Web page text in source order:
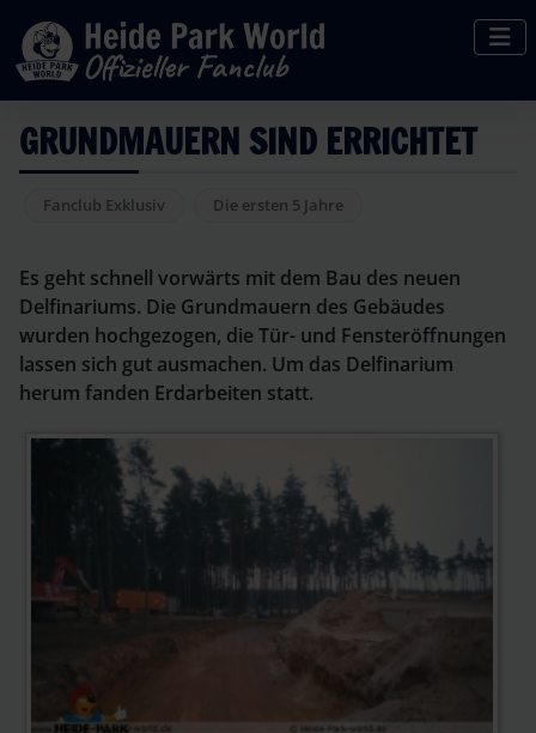
GRUNDMAUERN SIND ERRICHTET
Fanclub Exklusiv Die ersten 5 Jahre
Es geht schnell vorwärts mit dem Bau des neuen
Delfinariums. Die Grundmauern des Gebäudes
wurden hochgezogen, die Tür- und Fensteröffnungen
lassen sich gut ausmachen. Um das Delfinarium
herum fanden Erdarbeiten statt.